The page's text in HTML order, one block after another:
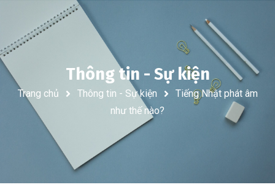
Thông tin - Sự kiện
Trang chủ Thông tin - Sự kiện
Tiếng Nhật phát âm
như thế nào?